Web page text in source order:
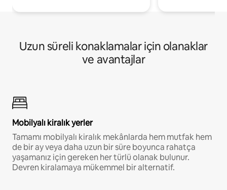
Uzun süreli konaklamalar için olanaklar
ve avantajlar
Mobilyalı kiralık yerler
Tamamı mobilyalı kiralık mekânlarda hem mutfak hem
de bir ay veya daha uzun bir süre boyunca rahatça
yaşamanız için gereken her türlü olanak bulunur.
Devren kiralamaya mükemmel bir alternatif.